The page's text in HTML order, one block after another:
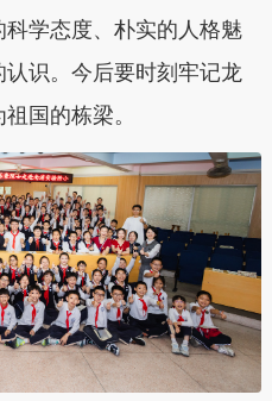
学态度、朴实的人格魅
识。今后要时刻牢记龙
国的栋梁。